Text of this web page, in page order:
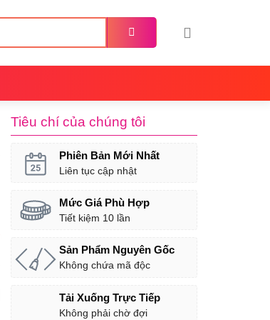
Tiêu chí của chúng tôi
Phiên Bản Mới Nhất
Liên tục cập nhật
Mức Giá Phù Hợp
Tiết kiệm 10 lần
Sản Phẩm Nguyên Gốc
Không chứa mã độc
Tải Xuống Trực Tiếp
Không phải chờ đợi